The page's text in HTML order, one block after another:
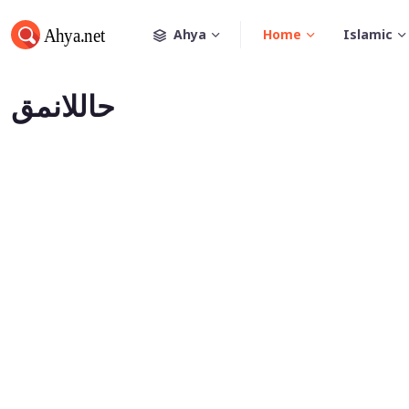
Ahya Home Islamic
حاللانمق